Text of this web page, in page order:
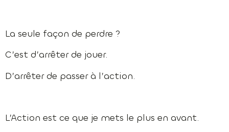
La seule façon de perdre ?
C’est d’arrêter de jouer.
D’arrêter de passer à l’action.
L’Action est ce que je mets le plus en avant.